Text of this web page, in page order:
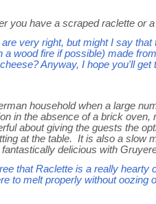
you have a scraped raclette or
very right, but might I say that
a wood fire if possible) made
Anyway, I hope you'll get
household when a large
in the absence of a brick
about giving the guests the
at the table. It is also a slow
delicious with
that Raclette is a really hearty
to melt properly without oozing